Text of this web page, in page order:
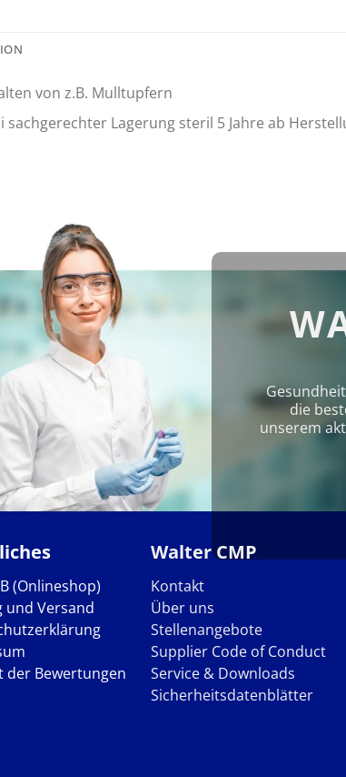
von z.B. Mulltupfern
sachgerechter Lagerung steril 5 Jahre ab
die
unserem
(Onlineshop)
und Versand
der Bewertungen
Walter CMP
Kontakt
Über uns
Stellenangebote
Supplier Code of Conduct
Service & Downloads
Sicherheitsdatenblätter